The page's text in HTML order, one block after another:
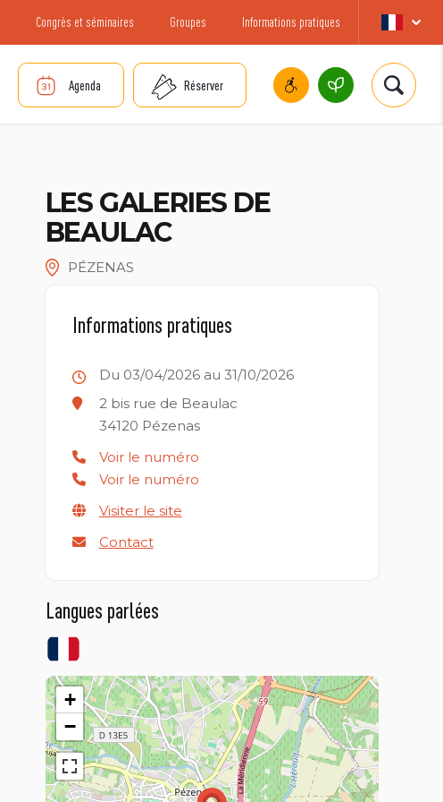
Congrès et séminaires Groupes Informations pratiques
Agenda Réserver
LES GALERIES DE
BEAULAC
PÉZENAS
Informations pratiques
Du 03/04/2026 au 31/10/2026
2 bis rue de Beaulac
34120 Pézenas
Voir le numéro
Voir le numéro
Visiter le site
Contact
Langues parlées
+
−